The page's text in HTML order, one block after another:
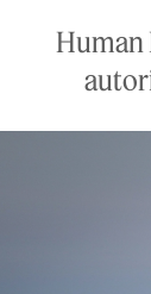
Human